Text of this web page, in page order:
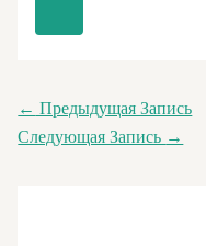
← Предыдущая Запись
Следующая Запись →